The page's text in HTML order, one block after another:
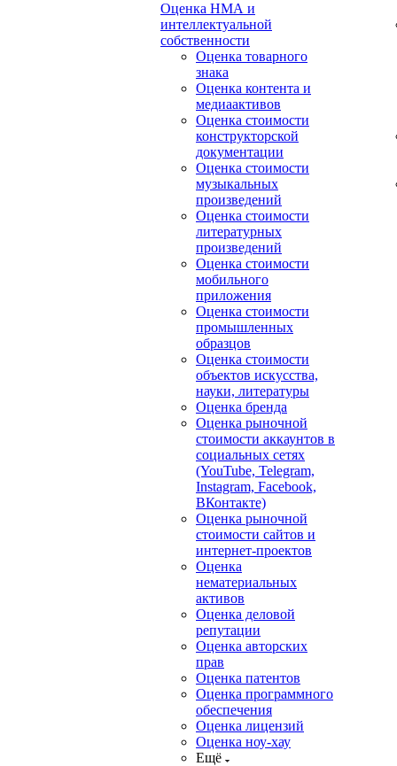
Оценка НМА и
интеллектуальной
собственности
Оценка товарного
знака
Оценка контента и
медиаактивов
Оценка стоимости
конструкторской
документации
Оценка стоимости
музыкальных
произведений
Оценка стоимости
литературных
произведений
Оценка стоимости
мобильного
приложения
Оценка стоимости
промышленных
образцов
Оценка стоимости
объектов искусства,
науки, литературы
Оценка бренда
Оценка рыночной
стоимости аккаунтов в
социальных сетях
(YouTube, Telegram,
Instagram, Facebook,
ВКонтакте)
Оценка рыночной
стоимости сайтов и
интернет-проектов
Оценка
нематериальных
активов
Оценка деловой
репутации
Оценка авторских
прав
Оценка патентов
Оценка программного
обеспечения
Оценка лицензий
Оценка ноу-хау
Ещё